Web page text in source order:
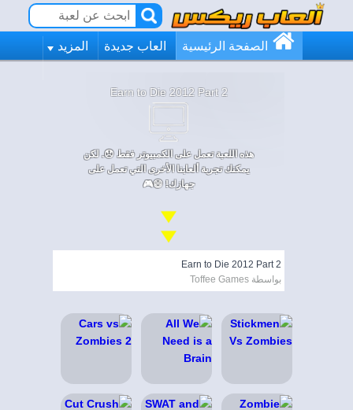
الصفحة الرئيسية العاب جديدة المزيد
Earn to Die 2012 Part 2
هذه اللعبة تعمل على الكمبيوتر فقط 😞. لكن
يمكنك تجربة ألعابنا الأخرى التي تعمل على
جهازك! 😄🎮
Earn to Die 2012 Part 2
بواسطة Toffee Games